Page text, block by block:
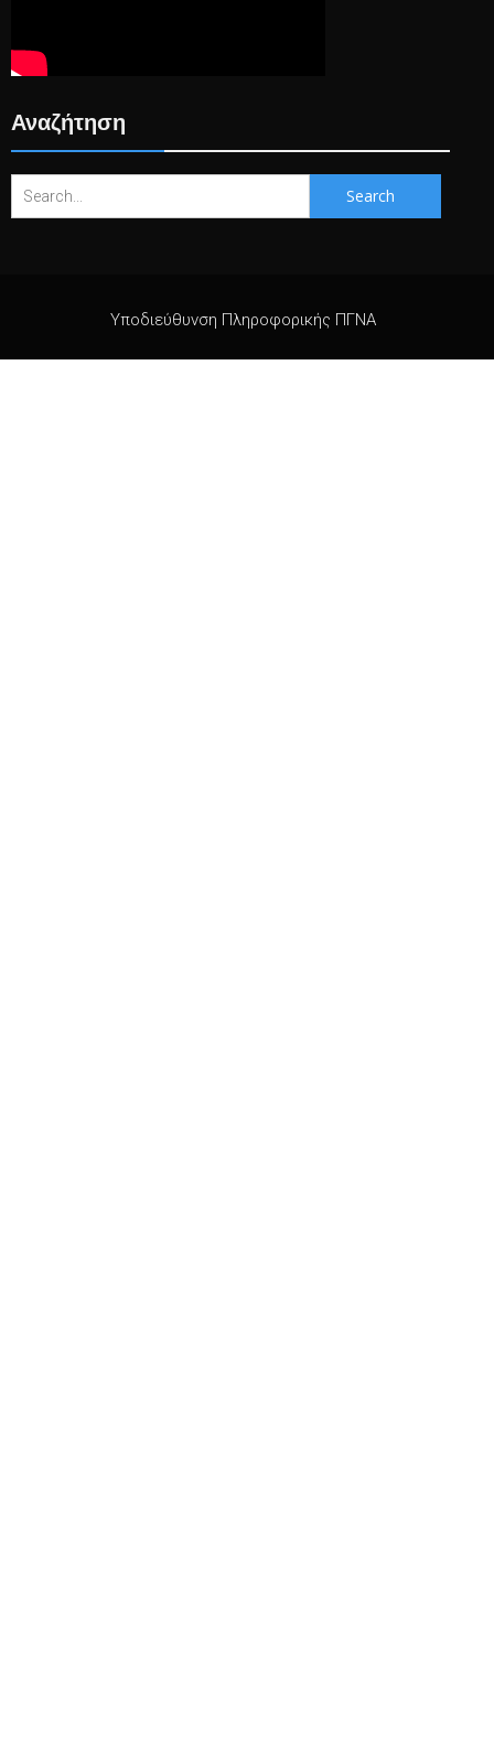
Αναζήτηση
for:
Υποδιεύθυνση Πληροφορικής ΠΓΝΑ